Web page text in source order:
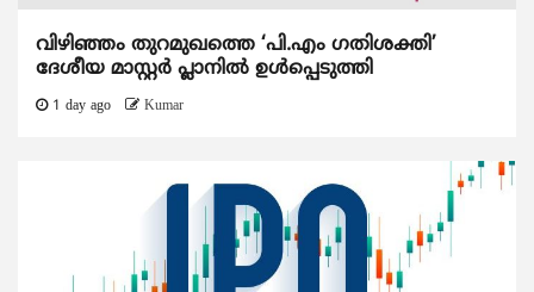
വിഴിഞ്ഞം തുറമുഖത്തെ ‘പി.എം ഗതിശക്തി’
ദേശീയ മാസ്റ്റർ പ്ലാനിൽ ഉൾപ്പെടുത്തി
1 day ago Kumar